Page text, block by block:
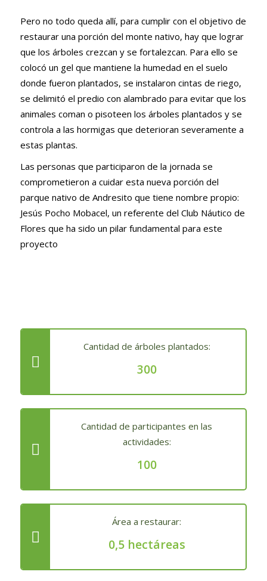
Pero no todo queda allí, para cumplir con el objetivo de
restaurar una porción del monte nativo, hay que lograr
que los árboles crezcan y se fortalezcan. Para ello se
colocó un gel que mantiene la humedad en el suelo
donde fueron plantados, se instalaron cintas de riego,
se delimitó el predio con alambrado para evitar que los
animales coman o pisoteen los árboles plantados y se
controla a las hormigas que deterioran severamente a
estas plantas.
Las personas que participaron de la jornada se
comprometieron a cuidar esta nueva porción del
parque nativo de Andresito que tiene nombre propio:
Jesús Pocho Mobacel, un referente del Club Náutico de
Flores que ha sido un pilar fundamental para este
proyecto
Cantidad de árboles plantados:
300
Cantidad de participantes en las
actividades:
100
Área a restaurar:
0,5 hectáreas